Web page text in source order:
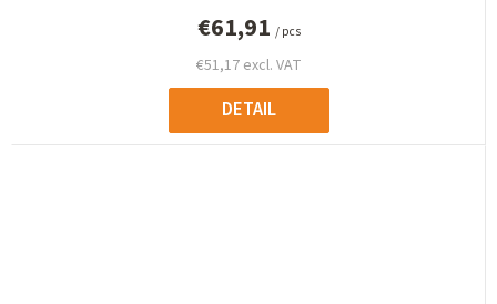
€51,17 excl. VAT
€61,91 / pcs
DETAIL